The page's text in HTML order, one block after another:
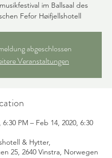
im Ballsaal des
Fefor Høifjellshotell
abgeschlossen
Veranstaltungen
6:30 PM – Feb 14, 2020, 6:30
& Hytter,
25, 2640 Vinstra, Norwegen